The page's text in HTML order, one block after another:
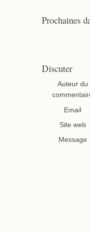
Prochaines
Discuter
Auteur du
Email
Site web
Message